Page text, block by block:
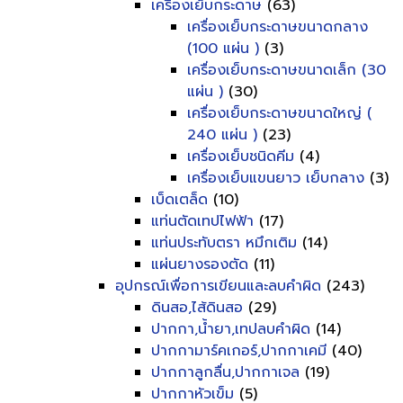
เครื่องเย็บกระดาษ (63)
เครื่องเย็บกระดาษขนาดกลาง
(100 แผ่น ) (3)
เครื่องเย็บกระดาษขนาดเล็ก (30
แผ่น ) (30)
เครื่องเย็บกระดาษขนาดใหญ่ (
240 แผ่น ) (23)
เครื่องเย็บชนิดคีม (4)
เครื่องเย็บแขนยาว เย็บกลาง (3)
เบ็ดเตล็ด (10)
แท่นตัดเทปไฟฟ้า (17)
แท่นประทับตรา หมึกเติม (14)
แผ่นยางรองตัด (11)
อุปกรณ์เพื่อการเขียนและลบคำผิด (243)
ดินสอ,ไส้ดินสอ (29)
ปากกา,น้ำยา,เทปลบคำผิด (14)
ปากกามาร์คเกอร์,ปากกาเคมี (40)
ปากกาลูกลื่น,ปากกาเจล (19)
ปากกาหัวเข็ม (5)